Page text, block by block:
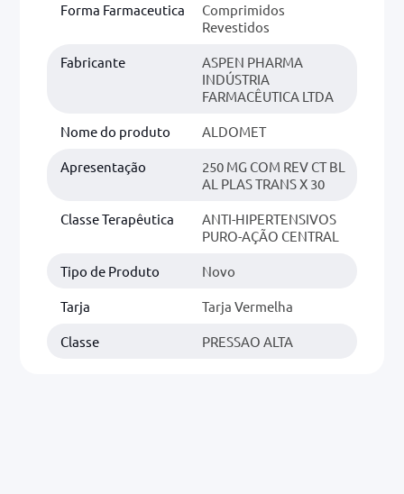
Forma Farmaceutica
Comprimidos
Revestidos
Fabricante
ASPEN PHARMA
INDÚSTRIA
FARMACÊUTICA LTDA
Nome do produto ALDOMET
Apresentação
250 MG COM REV CT BL
AL PLAS TRANS X 30
Classe Terapêutica
ANTI-HIPERTENSIVOS
PURO-AÇÃO CENTRAL
Tipo de Produto Novo
Tarja Tarja Vermelha
Classe PRESSAO ALTA